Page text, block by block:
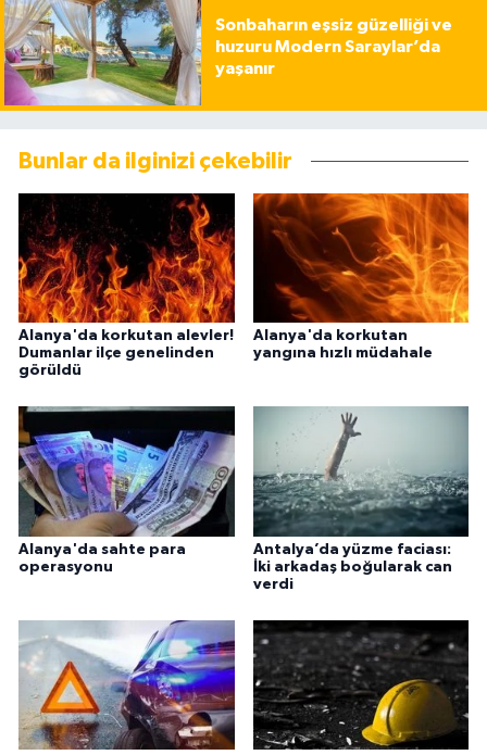
Sonbaharın eşsiz güzelliği ve
huzuru Modern Saraylar’da
yaşanır
Bunlar da ilginizi çekebilir
Alanya'da korkutan alevler!
Dumanlar ilçe genelinden
görüldü
Alanya'da korkutan
yangına hızlı müdahale
Alanya'da sahte para
operasyonu
Antalya’da yüzme faciası:
İki arkadaş boğularak can
verdi